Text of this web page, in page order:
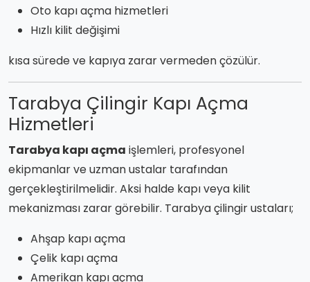
Oto kapı açma hizmetleri
Hızlı kilit değişimi
kısa sürede ve kapıya zarar vermeden çözülür.
Tarabya Çilingir Kapı Açma
Hizmetleri
Tarabya kapı açma işlemleri, profesyonel
ekipmanlar ve uzman ustalar tarafından
gerçekleştirilmelidir. Aksi halde kapı veya kilit
mekanizması zarar görebilir. Tarabya çilingir ustaları;
Ahşap kapı açma
Çelik kapı açma
Amerikan kapı açma